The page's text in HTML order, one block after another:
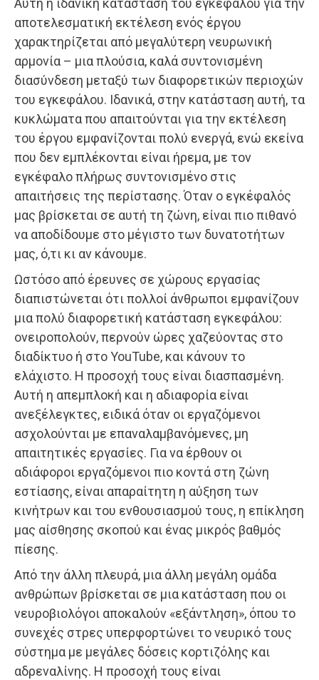
Αυτή η ιδανική κατάσταση του εγκεφάλου για την
αποτελεσματική εκτέλεση ενός έργου
χαρακτηρίζεται από μεγαλύτερη νευρωνική
αρμονία – μια πλούσια, καλά συντονισμένη
διασύνδεση μεταξύ των διαφορετικών περιοχών
του εγκεφάλου. Ιδανικά, στην κατάσταση αυτή, τα
κυκλώματα που απαιτούνται για την εκτέλεση
του έργου εμφανίζονται πολύ ενεργά, ενώ εκείνα
που δεν εμπλέκονται είναι ήρεμα, με τον
εγκέφαλο πλήρως συντονισμένο στις
απαιτήσεις της περίστασης. Όταν ο εγκέφαλός
μας βρίσκεται σε αυτή τη ζώνη, είναι πιο πιθανό
να αποδίδουμε στο μέγιστο των δυνατοτήτων
μας, ό,τι κι αν κάνουμε.
Ωστόσο από έρευνες σε χώρους εργασίας
διαπιστώνεται ότι πολλοί άνθρωποι εμφανίζουν
μια πολύ διαφορετική κατάσταση εγκεφάλου:
ονειροπολούν, περνούν ώρες χαζεύοντας στο
διαδίκτυο ή στο YouTube, και κάνουν το
ελάχιστο. Η προσοχή τους είναι διασπασμένη.
Αυτή η απεμπλοκή και η αδιαφορία είναι
ανεξέλεγκτες, ειδικά όταν οι εργαζόμενοι
ασχολούνται με επαναλαμβανόμενες, μη
απαιτητικές εργασίες. Για να έρθουν οι
αδιάφοροι εργαζόμενοι πιο κοντά στη ζώνη
εστίασης, είναι απαραίτητη η αύξηση των
κινήτρων και του ενθουσιασμού τους, η επίκληση
μας αίσθησης σκοπού και ένας μικρός βαθμός
πίεσης.
Από την άλλη πλευρά, μια άλλη μεγάλη ομάδα
ανθρώπων βρίσκεται σε μια κατάσταση που οι
νευροβιολόγοι αποκαλούν «εξάντληση», όπου το
συνεχές στρες υπερφορτώνει το νευρικό τους
σύστημα με μεγάλες δόσεις κορτιζόλης και
αδρεναλίνης. Η προσοχή τους είναι